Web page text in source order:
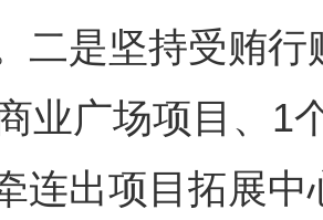
二是坚持受贿
业广场项目、1
连出项目拓展